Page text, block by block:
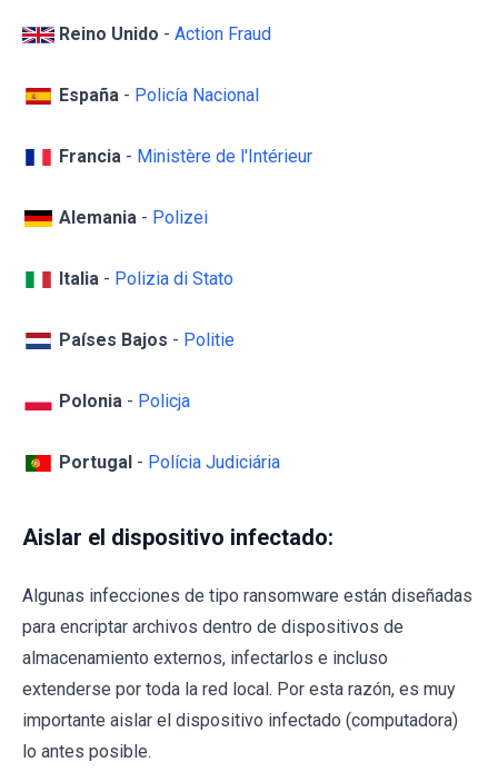
Reino Unido - Action Fraud
España - Policía Nacional
Francia - Ministère de l'Intérieur
Alemania - Polizei
Italia - Polizia di Stato
Países Bajos - Politie
Polonia - Policja
Portugal - Polícia Judiciária
Aislar el dispositivo infectado:
Algunas infecciones de tipo ransomware están diseñadas
para encriptar archivos dentro de dispositivos de
almacenamiento externos, infectarlos e incluso
extenderse por toda la red local. Por esta razón, es muy
importante aislar el dispositivo infectado (computadora)
lo antes posible.